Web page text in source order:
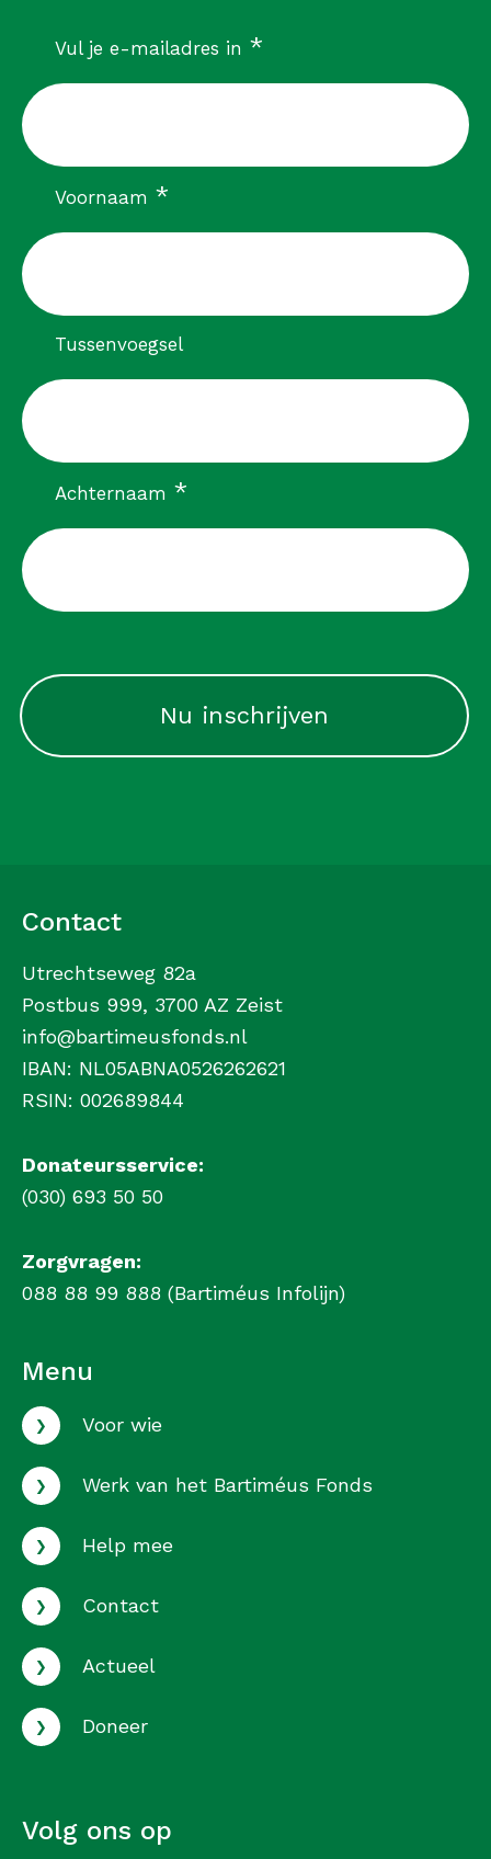
Vul je e-mailadres in *verplicht
Voornaam *verplicht
Tussenvoegsel
Achternaam *verplicht
Contact
Utrechtseweg 82a
Postbus 999, 3700 AZ Zeist
info@bartimeusfonds.nl
IBAN: NL05ABNA0526262621
RSIN: 002689844
Donateursservice:
(030) 693 50 50
Zorgvragen:
088 88 99 888 (Bartiméus Infolijn)
Menu
› Voor wie
› Werk van het Bartiméus Fonds
› Help mee
› Contact
› Actueel
› Doneer
Volg ons op